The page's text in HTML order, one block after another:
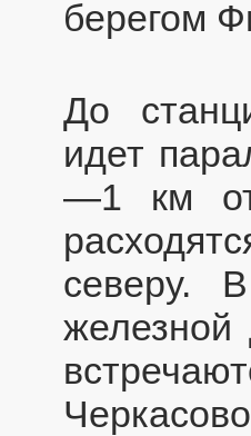
берегом
До
идет
—1 км от
северу.
железной